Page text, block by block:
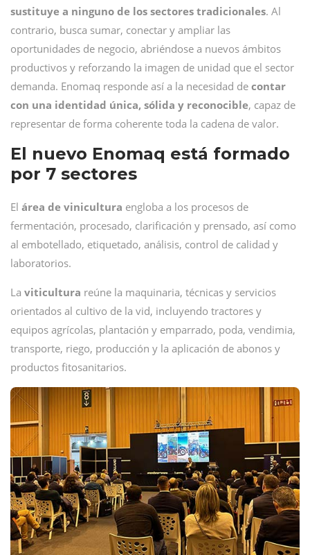
sustituye a ninguno de los sectores tradicionales. Al
contrario, busca sumar, conectar y ampliar las
oportunidades de negocio, abriéndose a nuevos ámbitos
productivos y reforzando la imagen de unidad que el sector
demanda. Enomaq responde así a la necesidad de contar
con una identidad única, sólida y reconocible, capaz de
representar de forma coherente toda la cadena de valor.
El nuevo Enomaq está formado
por 7 sectores
El área de vinicultura engloba a los procesos de
fermentación, procesado, clarificación y prensado, así como
al embotellado, etiquetado, análisis, control de calidad y
laboratorios.
La viticultura reúne la maquinaria, técnicas y servicios
orientados al cultivo de la vid, incluyendo tractores y
equipos agrícolas, plantación y emparrado, poda, vendimia,
transporte, riego, producción y la aplicación de abonos y
productos fitosanitarios.